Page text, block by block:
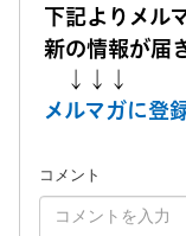
下記よりメル
新の情報が届
↓↓↓
メルマガに登
コメント